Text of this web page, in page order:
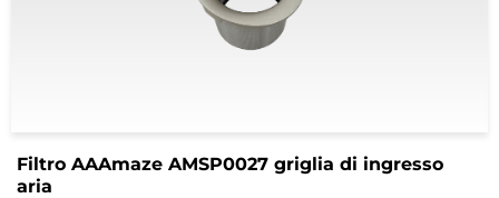
Filtro AAAmaze AMSP0027 griglia di ingresso
aria